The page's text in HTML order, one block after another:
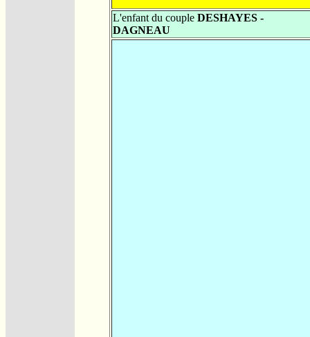
L'enfant du couple DESHAYES -
DAGNEAU